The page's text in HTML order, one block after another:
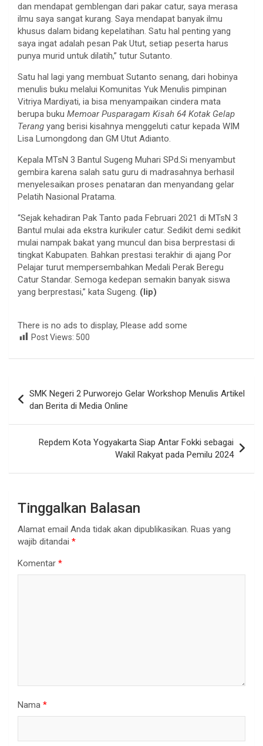
dan mendapat gemblengan dari pakar catur, saya merasa
ilmu saya sangat kurang. Saya mendapat banyak ilmu
khusus dalam bidang kepelatihan. Satu hal penting yang
saya ingat adalah pesan Pak Utut, setiap peserta harus
punya murid untuk dilatih,” tutur Sutanto.
Satu hal lagi yang membuat Sutanto senang, dari hobinya
menulis buku melalui Komunitas Yuk Menulis pimpinan
Vitriya Mardiyati, ia bisa menyampaikan cindera mata
berupa buku Memoar Pusparagam Kisah 64 Kotak Gelap
Terang yang berisi kisahnya menggeluti catur kepada WIM
Lisa Lumongdong dan GM Utut Adianto.
Kepala MTsN 3 Bantul Sugeng Muhari SPd.Si menyambut
gembira karena salah satu guru di madrasahnya berhasil
menyelesaikan proses penataran dan menyandang gelar
Pelatih Nasional Pratama.
“Sejak kehadiran Pak Tanto pada Februari 2021 di MTsN 3
Bantul mulai ada ekstra kurikuler catur. Sedikit demi sedikit
mulai nampak bakat yang muncul dan bisa berprestasi di
tingkat Kabupaten. Bahkan prestasi terakhir di ajang Por
Pelajar turut mempersembahkan Medali Perak Beregu
Catur Standar. Semoga kedepan semakin banyak siswa
yang berprestasi,” kata Sugeng. (lip)
There is no ads to display, Please add some
Post Views: 500
pos
SMK Negeri 2 Purworejo Gelar Workshop Menulis Artikel
dan Berita di Media Online
Repdem Kota Yogyakarta Siap Antar Fokki sebagai
Wakil Rakyat pada Pemilu 2024
Tinggalkan Balasan
Alamat email Anda tidak akan dipublikasikan. Ruas yang
wajib ditandai *
Komentar *
Nama *